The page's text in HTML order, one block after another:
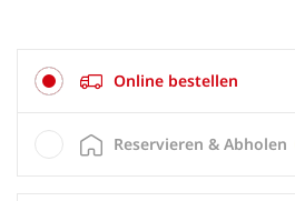
Online bestellen
Reservieren & Abholen